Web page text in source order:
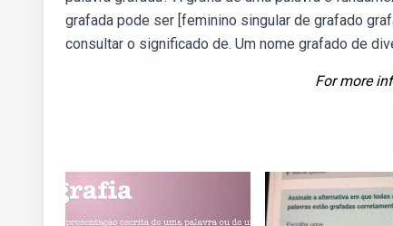
grafada pode ser [feminino singular de grafado
consultar o significado de. Um nome grafado de
For more